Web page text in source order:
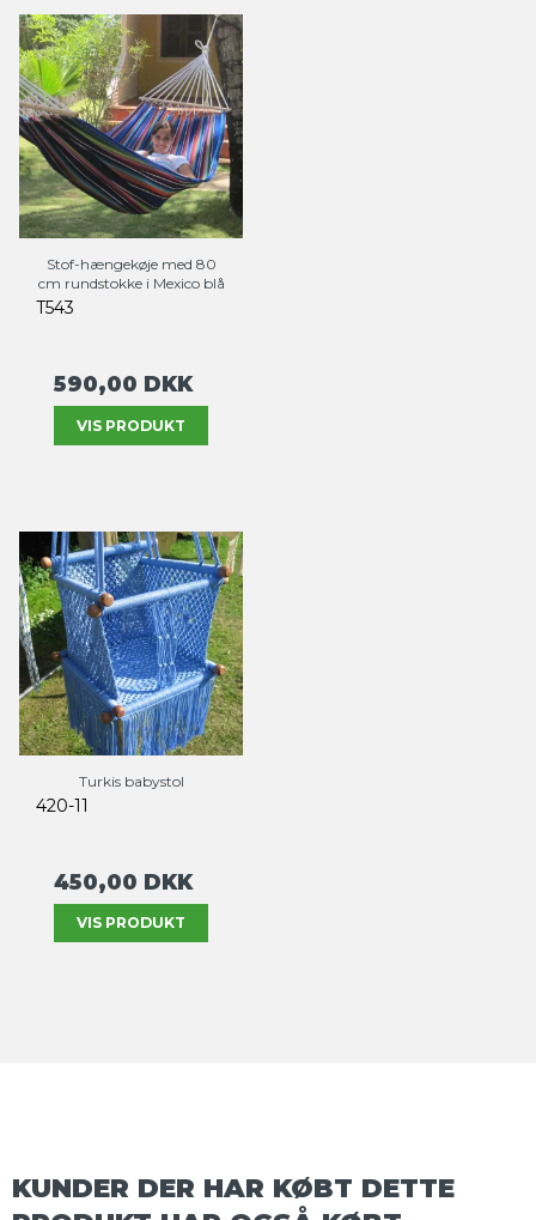
Stof-hængekøje med 80
cm rundstokke i Mexico blå
T543
590,00 DKK
VIS PRODUKT
Turkis babystol
420-11
450,00 DKK
VIS PRODUKT
KUNDER DER HAR KØBT DETTE